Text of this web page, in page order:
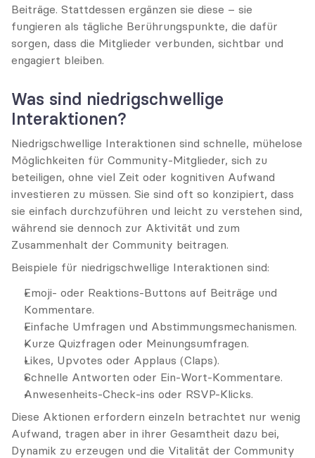
Beiträge. Stattdessen ergänzen sie diese – sie
fungieren als tägliche Berührungspunkte, die dafür
sorgen, dass die Mitglieder verbunden, sichtbar und
engagiert bleiben.
Was sind niedrigschwellige
Interaktionen?
Niedrigschwellige Interaktionen sind schnelle, mühelose
Möglichkeiten für Community-Mitglieder, sich zu
beteiligen, ohne viel Zeit oder kognitiven Aufwand
investieren zu müssen. Sie sind oft so konzipiert, dass
sie einfach durchzuführen und leicht zu verstehen sind,
während sie dennoch zur Aktivität und zum
Zusammenhalt der Community beitragen.
Beispiele für niedrigschwellige Interaktionen sind:
Emoji- oder Reaktions-Buttons auf Beiträge und
Kommentare.
Einfache Umfragen und Abstimmungsmechanismen.
Kurze Quizfragen oder Meinungsumfragen.
Likes, Upvotes oder Applaus (Claps).
Schnelle Antworten oder Ein-Wort-Kommentare.
Anwesenheits-Check-ins oder RSVP-Klicks.
Diese Aktionen erfordern einzeln betrachtet nur wenig
Aufwand, tragen aber in ihrer Gesamtheit dazu bei,
Dynamik zu erzeugen und die Vitalität der Community